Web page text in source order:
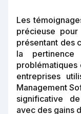
Les
précieuse
présentant des
la
problématiques
entreprises
Management
significative
avec des gains